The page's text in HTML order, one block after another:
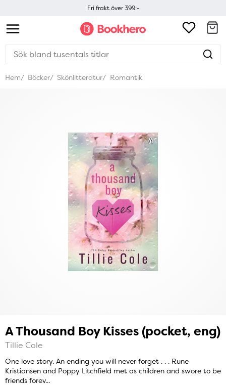
Fri frakt över 399:-
Hem Böcker Skönlitteratur Romantik
A Thousand Boy Kisses (pocket, eng)
Tillie Cole
One love story. An ending you will never forget . . . Rune
Kristiansen and Poppy Litchfield met as children and swore to be
friends forev...